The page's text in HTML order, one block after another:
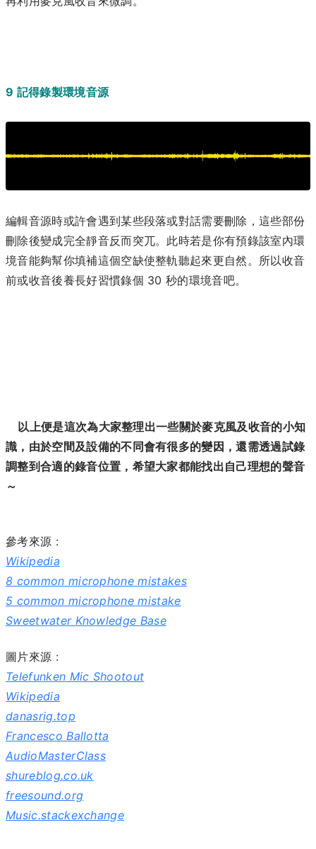
9 記得錄製環境音源
編輯音源時或許會遇到某些段落或對話需要刪除，這些部份
刪除後變成完全靜音反而突兀。此時若是你有預錄該室內環
境音能夠幫你填補這個空缺使整軌聽起來更自然。所以收音
前或收音後養長好習慣錄個 30 秒的環境音吧。
以上便是這次為大家整理出一些關於麥克風及收音的小知
識，由於空間及設備的不同會有很多的變因，還需透過試錄
調整到合適的錄音位置，希望大家都能找出自己理想的聲音
～
參考來源 :
Wikipedia
8 common microphone mistakes
5 common microphone mistake
Sweetwater Knowledge Base
圖片來源 :
Telefunken Mic Shootout
Wikipedia
danasrig.top
Francesco Ballotta
AudioMasterClass
shureblog.co.uk
freesound.org
Music.stackexchange